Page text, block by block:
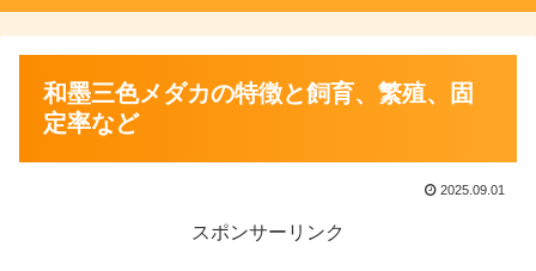
和墨三色メダカの特徴と飼育、繁殖、固
定率など
2025.09.01
スポンサーリンク